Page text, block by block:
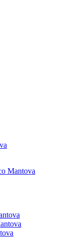
Mantova